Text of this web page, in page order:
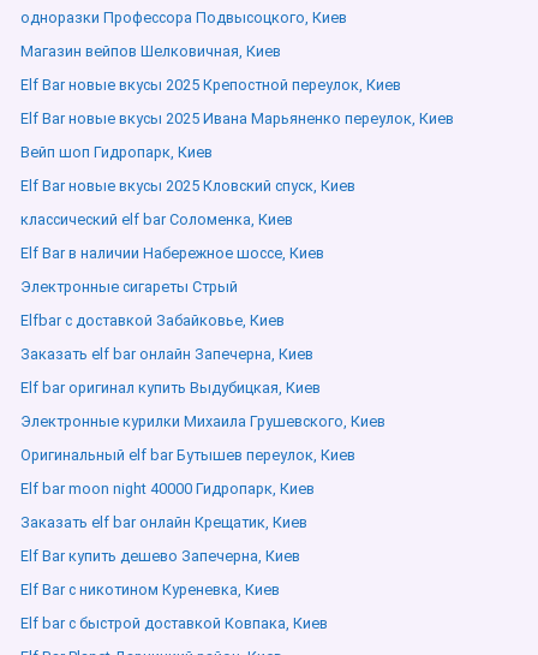
одноразки Профессора Подвысоцкого, Киев
Магазин вейпов Шелковичная, Киев
Elf Bar новые вкусы 2025 Крепостной переулок, Киев
Elf Bar новые вкусы 2025 Ивана Марьяненко переулок, Киев
Вейп шоп Гидропарк, Киев
Elf Bar новые вкусы 2025 Кловский спуск, Киев
классический elf bar Соломенка, Киев
Elf Bar в наличии Набережное шоссе, Киев
Электронные сигареты Стрый
Elfbar с доставкой Забайковье, Киев
Заказать elf bar онлайн Запечерна, Киев
Elf bar оригинал купить Выдубицкая, Киев
Электронные курилки Михаила Грушевского, Киев
Оригинальный elf bar Бутышев переулок, Киев
Elf bar moon night 40000 Гидропарк, Киев
Заказать elf bar онлайн Крещатик, Киев
Elf Bar купить дешево Запечерна, Киев
Elf Bar с никотином Куреневка, Киев
Elf bar с быстрой доставкой Ковпака, Киев